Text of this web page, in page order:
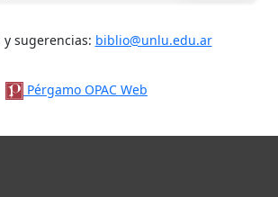
y sugerencias: biblio@unlu.edu.ar
Pérgamo OPAC Web